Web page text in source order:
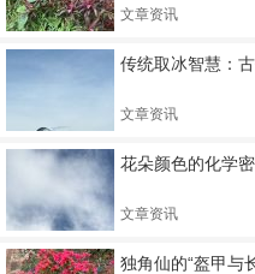
文章资讯
传统取冰智慧：
文章资讯
花朵颜色的化学
文章资讯
独角仙的“盔甲与